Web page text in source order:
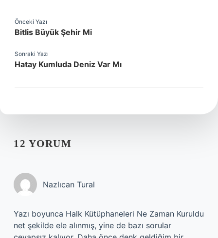
Önceki Yazı
Bitlis Büyük Şehir Mi
Sonraki Yazı
Hatay Kumluda Deniz Var Mı
12 YORUM
Nazlıcan Tural
Yazı boyunca Halk Kütüphaneleri Ne Zaman Kuruldu
net şekilde ele alınmış, yine de bazı sorular